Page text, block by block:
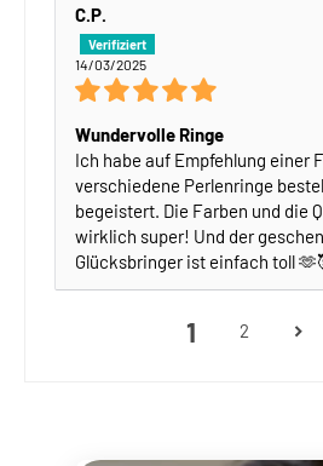
C.P.
14/03/2025
Wundervolle Ringe
Ich habe auf Empfehlung einer
verschiedene Perlenringe
begeistert. Die Farben und die
wirklich super! Und der
Glücksbringer ist einfach toll
1 2